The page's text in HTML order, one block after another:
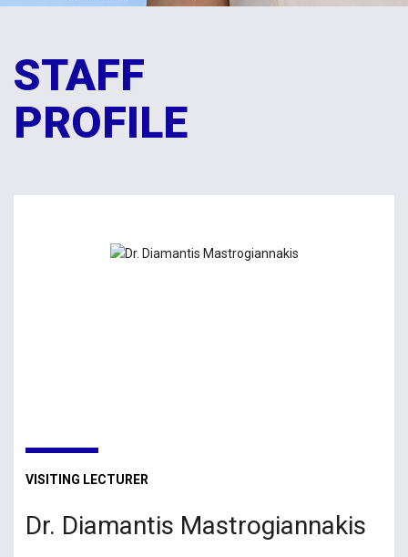
STAFF
PROFILE
VISITING LECTURER
Dr. Diamantis Mastrogiannakis